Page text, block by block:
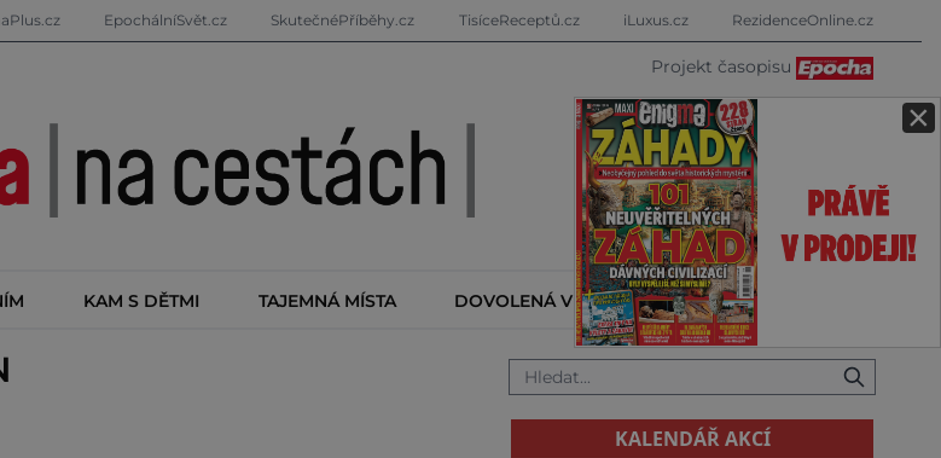
×
EpochálníSvět.cz SkutečnéPříběhy.cz TisíceReceptů.cz iLuxus.cz RezidenceOnline.cz
Projekt časopisu
KAM S DĚTMI TAJEMNÁ MÍSTA DOVOLENÁ V ZAHRANIČÍ KALENDÁŘ AKCÍ
KALENDÁŘ AKCÍ